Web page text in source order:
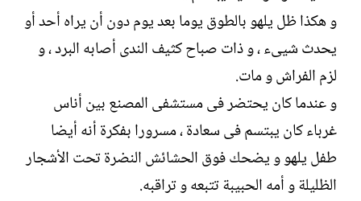
و هكذا ظل يلهو بالطوق يوما بعد يوم دون أن يراه أحد أو
يحدث شيىء ، و ذات صباح كثيف الندى أصابه البرد ، و
لزم الفراش و مات.
و عندما كان يحتضر فى مستشفى المصنع بين أناس
غرباء كان يبتسم فى سعادة ، مسرورا بفكرة أنه أيضا
طفل يلهو و يضحك فوق الحشائش النضرة تحت الأشجار
الظليلة و أمه الحبيبة تتبعه و تراقبه.